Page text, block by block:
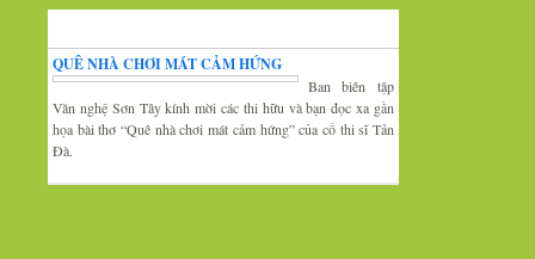
QUÊ NHÀ CHƠI MÁT CẢM HỨNG
Ban biên tập
Văn nghệ Sơn Tây kính mời các thi hữu và bạn đọc xa gần
họa bài thơ “Quê nhà chơi mát cảm hứng” của cố thi sĩ Tản
Đà.